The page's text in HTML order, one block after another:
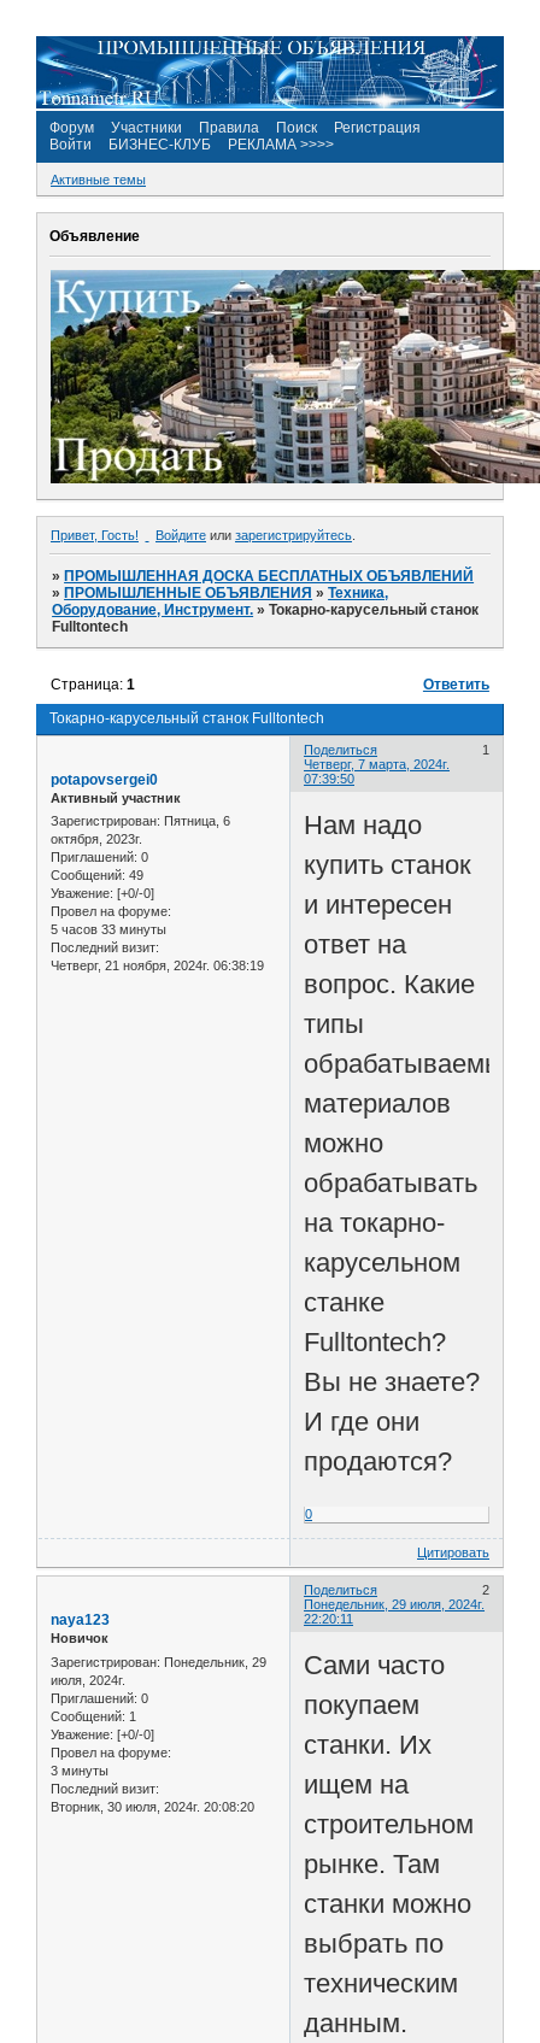
Форум Участники Правила Поиск
Регистрация
Войти
БИЗНЕС-КЛУБ РЕКЛАМА >>>>
Активные темы
Объявление
Привет, Гость! Войдите или зарегистрируйтесь
»ПРОМЫШЛЕННАЯ ДОСКА БЕСПЛАТНЫХ ОБЪЯВЛЕНИЙ
»ПРОМЫШЛЕННЫЕ ОБЪЯВЛЕНИЯ »Техника,
Оборудование, Инструмент. »Токарно-карусельный станок
Fulltontech
Токарно-карусельный станок Fulltontech
Страница:1 Ответить
Поделиться
1
Четверг, 7 марта, 2024г.
07:39:50
potapovsergei0
Активный участник
Зарегистрирован: Пятница, 6
октября, 2023г.
Приглашений: 0
Сообщений: 49
Уважение: [+0/-0]
Провел на форуме:
5 часов 33 минуты
Последний визит:
Четверг, 21 ноября, 2024г. 06:38:19
Нам надо
купить станок
и интересен
ответ на
вопрос. Какие
типы
обрабатываемых
материалов
можно
обрабатывать
на токарно-
карусельном
станке
Fulltontech?
Вы не знаете?
И где они
продаются?
0
Цитировать
Поделиться
2
Понедельник, 29 июля, 2024г.
22:20:11
naya123
Новичок
Зарегистрирован: Понедельник, 29
июля, 2024г.
Приглашений: 0
Сообщений: 1
Уважение: [+0/-0]
Провел на форуме:
3 минуты
Последний визит:
Вторник, 30 июля, 2024г. 20:08:20
Сами часто
покупаем
станки. Их
ищем на
строительном
рынке. Там
станки можно
выбрать по
техническим
данным.